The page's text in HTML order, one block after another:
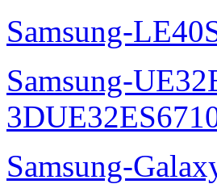
Samsung-
Samsung-
Samsung-